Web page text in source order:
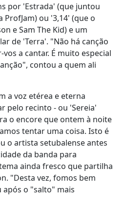
por 'Estrada' (que juntou
ProfJam) ou '3,14' (que o
e Sam The Kid) e um
de 'Terra'. "Não há canção
a cantar. É muito especial
contou a quem ali
a voz etérea e eterna
pelo recinto - ou 'Sereia'
o encore que ontem à noite
tentar uma coisa. Isto é
o artista setubalense antes
da banda para
ainda fresco que partilha
"Desta vez, fomos bem
o "salto" mais